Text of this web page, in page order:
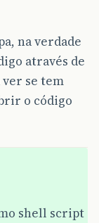
na verdade
através de
se tem
o código
shell script